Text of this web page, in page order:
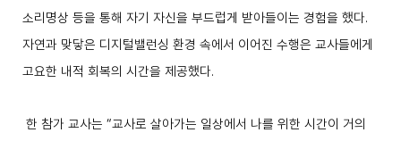
소리명상 등을 통해 자기 자신을 부드럽게 받아들이는 경험을 했다.
자연과 맞닿은 디지털밸런싱 환경 속에서 이어진 수행은 교사들에게
고요한 내적 회복의 시간을 제공했다.
한 참가 교사는 “교사로 살아가는 일상에서 나를 위한 시간이 거의